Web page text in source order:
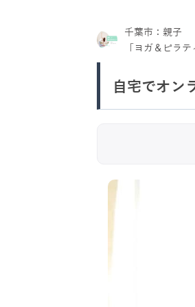
千葉市：親子
「ヨガ＆ピラ
自宅でオン